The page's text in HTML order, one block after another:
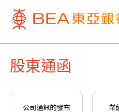
股東通函
公司通訊的發布 業